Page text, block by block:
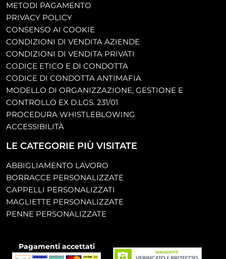
METODI PAGAMENTO
PRIVACY POLICY
CONSENSO AI COOKIE
CONDIZIONI DI VENDITA AZIENDE
CONDIZIONI DI VENDITA PRIVATI
CODICE ETICO E DI CONDOTTA
CODICE DI CONDOTTA ANTIMAFIA
MODELLO DI ORGANIZZAZIONE, GESTIONE E
CONTROLLO EX D.LGS. 231/01
PROCEDURA WHISTLEBLOWING
ACCESSIBILITÀ
LE CATEGORIE PIÙ VISITATE
ABBIGLIAMENTO LAVORO
BORRACCE PERSONALIZZATE
CAPPELLI PERSONALIZZATI
MAGLIETTE PERSONALIZZATE
PENNE PERSONALIZZATE
Pagamenti accettati